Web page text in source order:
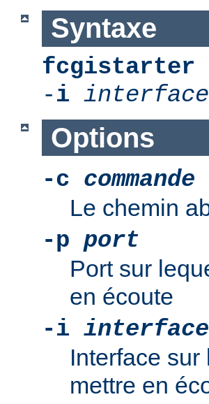
Syntaxe
fcgistarter
-i interface
Options
-c commande
Le chemin
-p port
Port sur
en écoute
-i interface
Interface
mettre en